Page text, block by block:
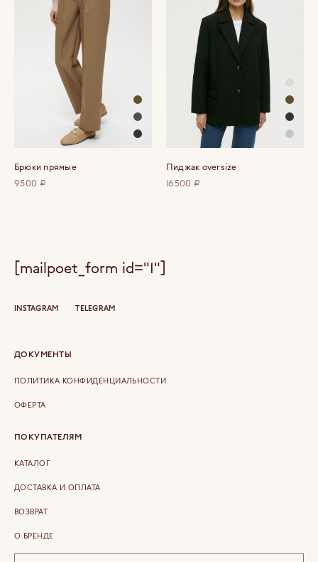
Брюки прямые
9500 ₽
Пиджак oversize
16500 ₽
ДОКУМЕНТЫ
ПОЛИТИКА КОНФИДЕНЦИАЛЬНОСТИ
ОФЕРТА
ПОКУПАТЕЛЯМ
КАТАЛОГ
ДОСТАВКА И ОПЛАТА
ВОЗВРАТ
О БРЕНДЕ
INSTAGRAM TELEGRAM
[mailpoet_form id="1"]